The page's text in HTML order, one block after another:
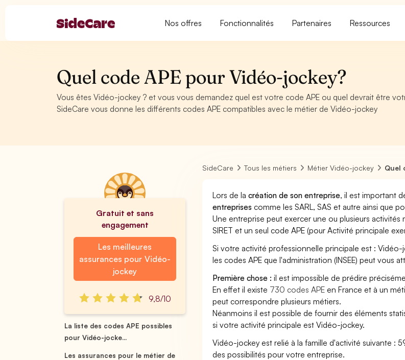
Nos offres Fonctionnalités Partenaires Ressources
Quel code APE pour Vidéo-jockey?
Vous êtes Vidéo-jockey ? et vous vous demandez quel est votre code APE ou quel devrait être
SideCare vous donne les différents codes APE compatibles avec le métier de Vidéo-jockey
Gratuit et sans
engagement
Les meilleures
assurances pour Vidéo-
jockey
9,8/10
La liste des codes APE possibles
pour Vidéo-jocke...
Les assurances pour le métier de
SideCare Tous les métiers Métier Vidéo-jockey Quel
Lors de lacréation de son entreprise, il est important
entreprises comme les SARL, SAS et autre ainsi que
Une entreprise peut exercer une ou plusieurs
SIRET et un seul code APE (pour Activité principale
Si votre activité professionnelle principale est :
les codes APE que l'administration (INSEE) peut vous
Première chose : il est impossible de prédire
En effet il existe 730 codes APE en France et à un
peut correspondre plusieurs métiers.
Néanmoins il est possible de fournir des éléments
si votre activité principale est Vidéo-jockey.
Vidéo-jockey est relié à la famille d'activité suivante :
des possibilités pour votre entreprise.